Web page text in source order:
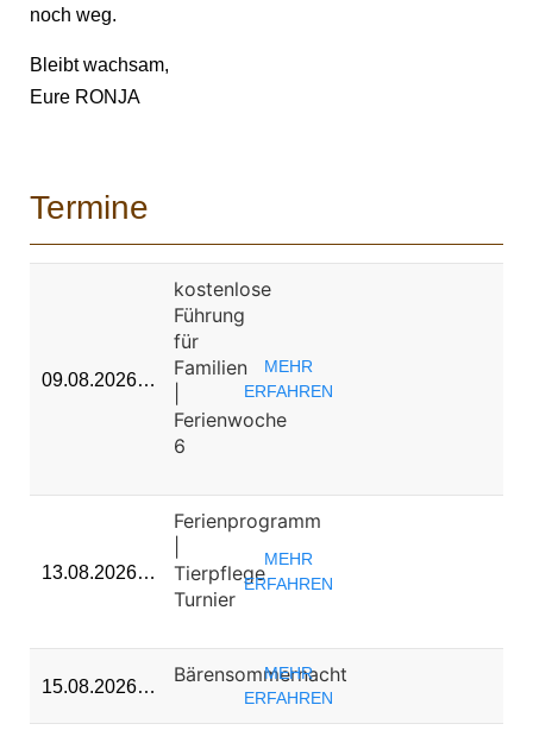
noch weg.
Bleibt wachsam,
Eure RONJA
Termine
09.08.2026…
kostenlose
Führung
für
Familien
Ferienwoche
6
MEHR
ERFAHREN
13.08.2026…
Ferienprogramm
Tierpflege
Turnier
MEHR
ERFAHREN
15.08.2026… Bärensommernacht
MEHR
ERFAHREN